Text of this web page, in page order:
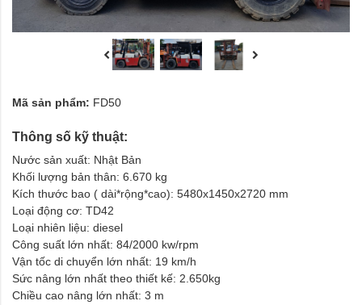
Mã sản phẩm: FD50
Thông số kỹ thuật:
Nước sản xuất: Nhật Bản
Khối lượng bản thân: 6.670 kg
Kích thước bao ( dài*rộng*cao): 5480x1450x2720 mm
Loại động cơ: TD42
Loại nhiên liệu: diesel
Công suất lớn nhất: 84/2000 kw/rpm
Vận tốc di chuyển lớn nhất: 19 km/h
Sức nâng lớn nhất theo thiết kế: 2.650kg
Chiều cao nâng lớn nhất: 3 m